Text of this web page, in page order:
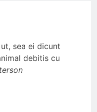
sea ei dicunt
debitis cu